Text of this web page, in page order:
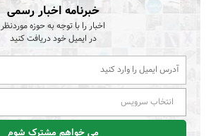
خبرنامه اخبار رسمی
اخبار را با توجه به حوزه موردنظر
در ایمیل خود دریافت کنید
انتخاب سرویس